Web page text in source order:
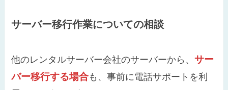
サーバー移行作業についての相談
他のレンタルサーバー会社のサーバーから、サー
バー移行する場合も、事前に電話サポートを利